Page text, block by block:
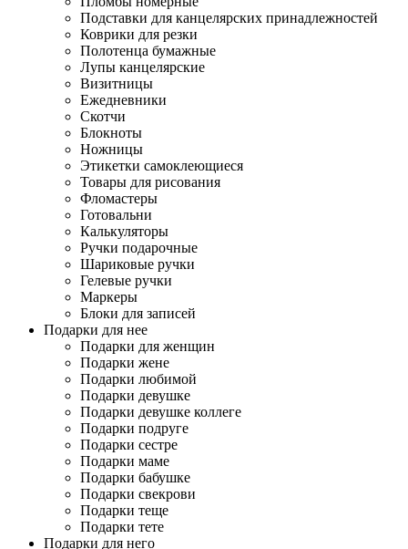
Подставки для канцелярских принадлежностей
Коврики для резки
Полотенца бумажные
Лупы канцелярские
Визитницы
Ежедневники
Скотчи
Блокноты
Ножницы
Этикетки самоклеющиеся
Товары для рисования
Фломастеры
Готовальни
Калькуляторы
Ручки подарочные
Шариковые ручки
Гелевые ручки
Маркеры
Блоки для записей
Подарки для нее
Подарки для женщин
Подарки жене
Подарки любимой
Подарки девушке
Подарки девушке коллеге
Подарки подруге
Подарки сестре
Подарки маме
Подарки бабушке
Подарки свекрови
Подарки теще
Подарки тете
Подарки для него